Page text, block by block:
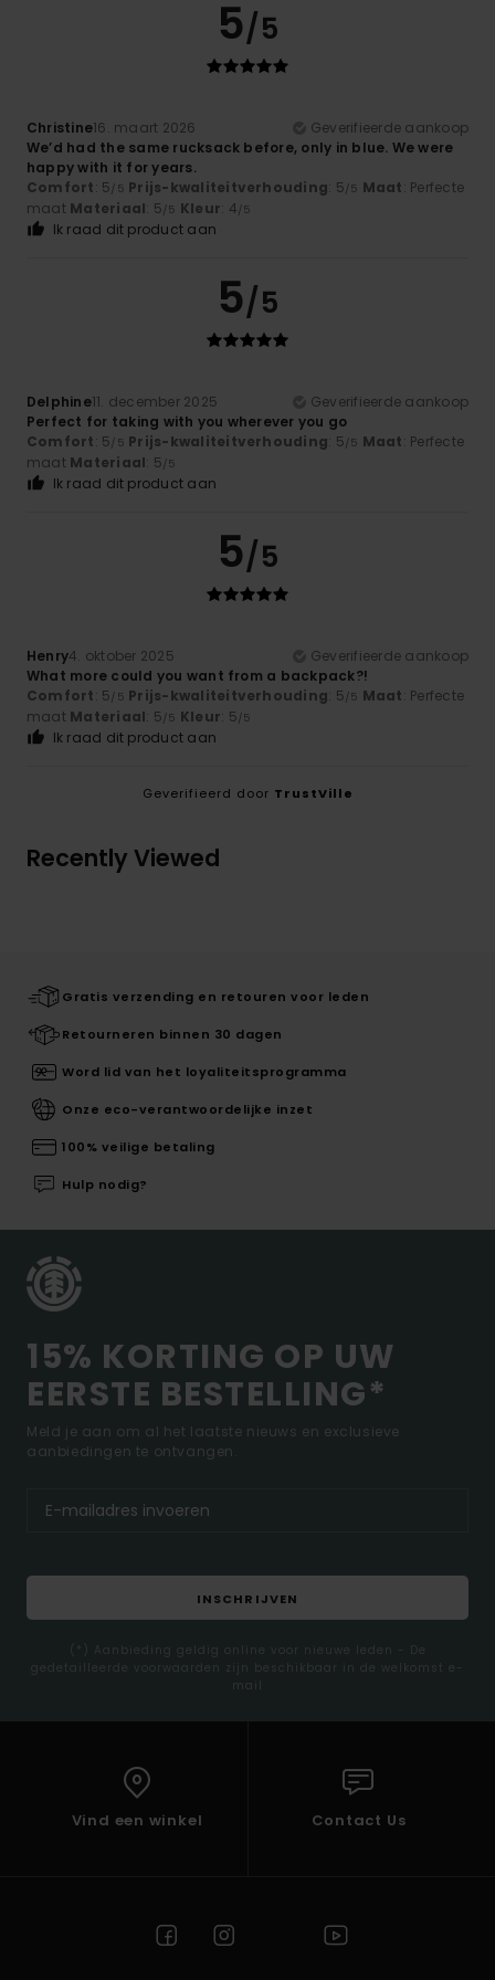
5/5
Christine16. maart 2026
Geverifieerde aankoop
We’d had the same rucksack before, only in blue. We were
happy with it for years.
Comfort: 5/5 Prijs-kwaliteitverhouding: 5/5 Maat: Perfecte
maat Materiaal: 5/5 Kleur: 4/5
Ik raad dit product aan
5/5
Delphine11. december 2025
Geverifieerde aankoop
Perfect for taking with you wherever you go
Comfort: 5/5 Prijs-kwaliteitverhouding: 5/5 Maat: Perfecte
maat Materiaal: 5/5
Ik raad dit product aan
5/5
Henry4. oktober 2025
Geverifieerde aankoop
What more could you want from a backpack?!
Comfort: 5/5 Prijs-kwaliteitverhouding: 5/5 Maat: Perfecte
maat Materiaal: 5/5 Kleur: 5/5
Ik raad dit product aan
Geverifieerd door TrustVille
Recently Viewed
Gratis verzending en retouren voor leden
Retourneren binnen 30 dagen
Word lid van het loyaliteitsprogramma
Onze eco-verantwoordelijke inzet
100% veilige betaling
Hulp nodig?
15% KORTING OP UW
EERSTE BESTELLING*
Meld je aan om al het laatste nieuws en exclusieve
aanbiedingen te ontvangen.
INSCHRIJVEN
(*) Aanbieding geldig online voor nieuwe leden - De
gedetailleerde voorwaarden zijn beschikbaar in de welkomst e-
mail
Vind een winkel Contact Us